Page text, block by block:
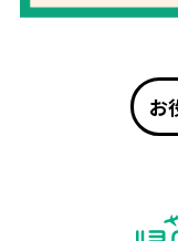
お